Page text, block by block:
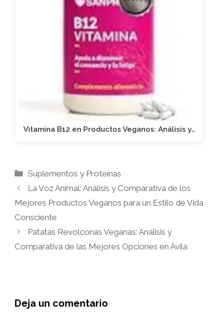
Vitamina B12 en Productos Veganos: Análisis y…
Categorías
Suplementos y Proteínas
La Voz Animal: Análisis y Comparativa de los
Mejores Productos Veganos para un Estilo de Vida
Consciente
Patatas Revolconas Veganas: Análisis y
Comparativa de las Mejores Opciones en Ávila
Deja un comentario